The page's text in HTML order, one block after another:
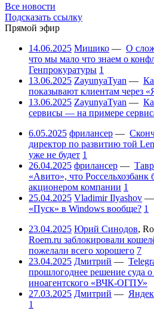
Все новости
Подсказать ссылку
Прямой эфир
14.06.2025 Мишико — О
что мы мало что знаем о
Генпрокуратуры 1
13.06.2025 ZayunyaTyan —
показывают клиентам через
13.06.2025 ZayunyaTyan —
сервисы — на примере
6.05.2025 фрилансер —
директор по развитию той
уже не будет 1
26.04.2025 фрилансер —
«Авито», что
акционером компании 1
25.04.2025 Vladimir Ilyashov —
«Пуск» в Windows вообще? 1
23.04.2025 Юрий Синодов,
Roem.ru заблокировали
пожелали всего хорошего 7
23.04.2025 Дмитрий —
прошлогоднее решение суда
иноагентского «ВЧК-ОГПУ»
27.03.2025 Дмитрий —
1